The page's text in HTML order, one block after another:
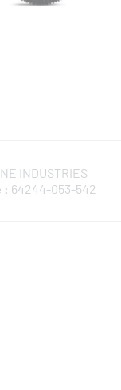
INDUSTRIES
: 64244-053-542